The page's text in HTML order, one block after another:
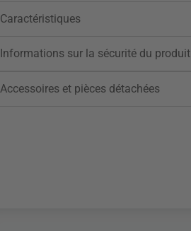
Caractéristiques
Informations sur la sécurité du produit
Accessoires et pièces détachées